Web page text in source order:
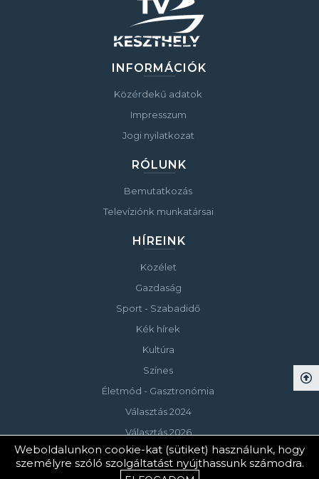
INFORMÁCIÓK
Közérdekű adatok
Impresszum
Jogi nyilatkozat
RÓLUNK
Bemutatkozás
Televíziónk munkatársai
HÍREINK
Közélet
Gazdaság
Sport - Szabadidő
Kék hírek
Kultúra
Színes
Életmód - Gasztronómia
Választás 2024
Választás 2026
© Copyright 2023 Keszthelyi Televízió
Weboldalunkon cookie-kat (sütiket) használunk, hogy
személyre szóló szolgáltatást nyújthassunk számodra.